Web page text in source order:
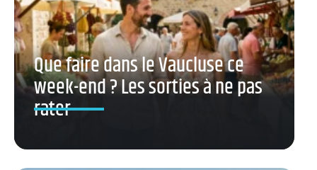
Que faire dans le Vaucluse ce
week-end ? Les sorties à ne pas
rater